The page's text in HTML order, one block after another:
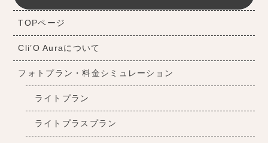
TOPページ
Cli’O Auraについて
フォトプラン・料金シミュレーション
ライトプラン
ライトプラスプラン